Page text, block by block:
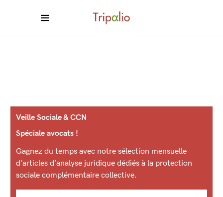
Veille Sociale & CCN
Spéciale avocats !
Gagnez du temps avec notre sélection mensuelle
d’articles d’analyse juridique dédiés à la protection
sociale complémentaire collective.